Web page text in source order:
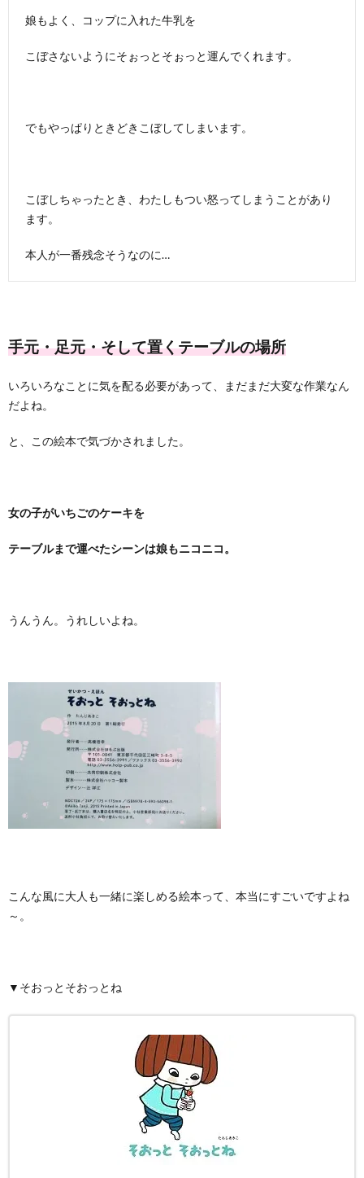
娘もよく、コップに入れた牛乳を
こぼさないようにそぉっとそぉっと運んでくれます。
でもやっぱりときどきこぼしてしまいます。
こぼしちゃったとき、わたしもつい怒ってしまうことがあり
ます。
本人が一番残念そうなのに…
手元・足元・そして置くテーブルの場所
いろいろなことに気を配る必要があって、まだまだ大変な作業なん
だよね。
と、この絵本で気づかされました。
女の子がいちごのケーキを
テーブルまで運べたシーンは娘もニコニコ。
うんうん。うれしいよね。
こんな風に大人も一緒に楽しめる絵本って、本当にすごいですよね
～。
▼そおっとそおっとね